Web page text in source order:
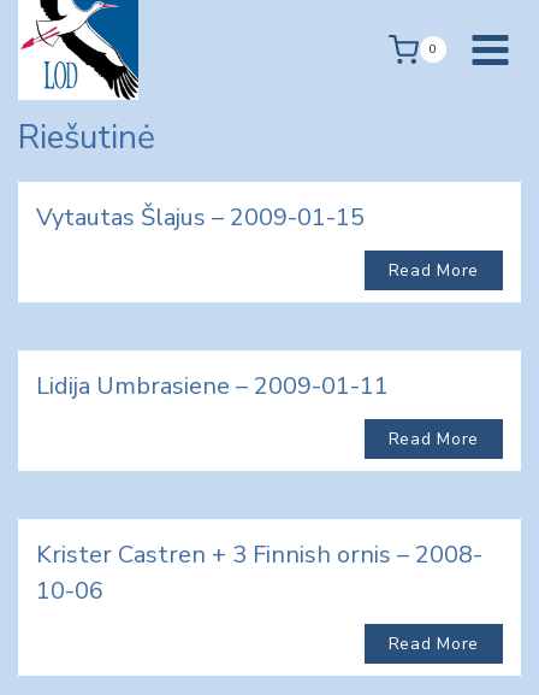
content
0
Riešutinė
Vytautas Šlajus – 2009-01-15
Read More
Lidija Umbrasiene – 2009-01-11
Read More
Krister Castren + 3 Finnish ornis – 2008-
10-06
Read More